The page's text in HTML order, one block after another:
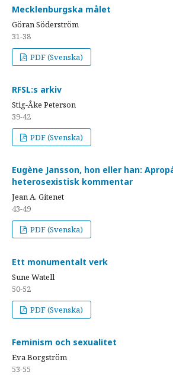
Mecklenburgska målet
Göran Söderström
31-38
PDF (Svenska)
RFSL:s arkiv
Stig-Åke Peterson
39-42
PDF (Svenska)
Eugène Jansson, hon eller han:
heterosexistisk kommentar
Jean A. Gitenet
43-49
PDF (Svenska)
Ett monumentalt verk
Sune Watell
50-52
PDF (Svenska)
Feminism och sexualitet
Eva Borgström
53-55